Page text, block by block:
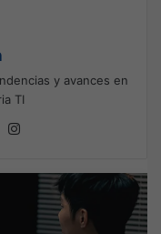
y avances en
TI
YouTube